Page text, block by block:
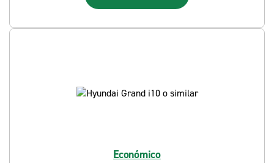
Económico